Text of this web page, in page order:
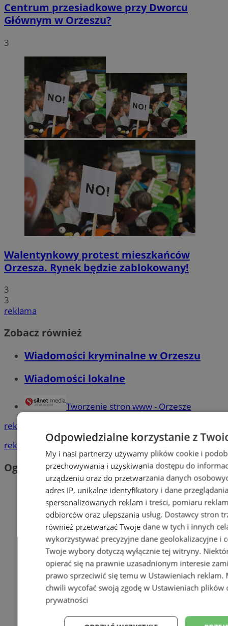
Centrum przesiadkowe przy Dworcu
Głównym w Orzeszu?
3
Walentynkowy protest mieszkańców
Orzesza. Rynek będzie zablokowany!
3
3
reklama
Zobacz również
Wiadomości kryminalne w Orzeszu
Wiadomości lokalne
Tworzenie stron www - Orzesze
reklama
reklama
Ogłoszenia
Odpowiedzialne korzystanie z
My i nasi partnerzy używamy plików cookie i
przechowywania i uzyskiwania dostępu do
urządzeniu oraz do przetwarzania danych
adres IP, unikalne identyfikatory i dane
spersonalizowanych reklam i treści, pomiaru
odbiorców oraz ulepszania usług. Dostawcy stron
również przetwarzać Twoje dane w tych i innych
wykorzystywać precyzyjne dane geolokalizacyjne i
Twoje wybory dotyczą wyłącznie tej witryny.
opierać się na prawnie uzasadnionym interesie
prawo sprzeciwić się temu w Ustawieniach reklam.
chwili wycofać swoją zgodę w Ustawieniach plików
prywatności